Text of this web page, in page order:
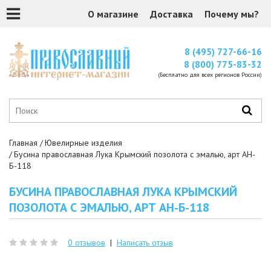
О магазине Доставка Почему мы?
8 (495) 727-66-16
8 (800) 775-83-32
(Бесплатно для всех регионов России)
Главная
Ювелирные изделия
Бусина православная Лука Крымский позолота с эмалью, арт АН-
Б-118
БУСИНА ПРАВОСЛАВНАЯ ЛУКА КРЫМСКИЙ
ПОЗОЛОТА С ЭМАЛЬЮ, АРТ АН-Б-118
0 отзывов | Написать отзыв